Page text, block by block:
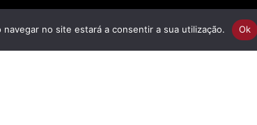
no site estará a consentir a sua utilização. Ok